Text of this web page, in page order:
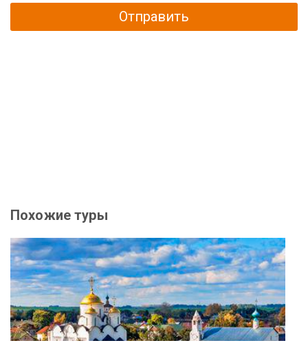
Отправить
Похожие туры